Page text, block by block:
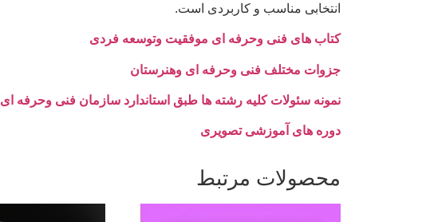
انتخابی مناسب و کاربردی است.
کتاب های فنی وحرفه ای موفقیت وتوسعه فردی
جزوات مختلف فنی وحرفه ای وهنرستان
نمونه سئولات کلیه رشته ها طبق استاندارد سازمان فنی وحرفه ای
دوره های آموزشی تصویری
محصولات مرتبط